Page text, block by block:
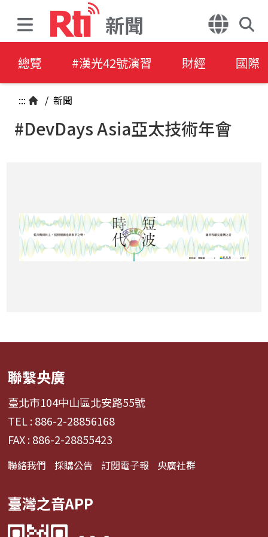
新聞
總覽 #漢光42號演習 財經 國際
::: / 新聞
#DevDays Asia亞太技術年會
聯繫央廣
臺北市104中山區北安路55號
TEL : 886-2-28856168
FAX : 886-2-28855423
聯絡我們 採購公告 訂閱電子報 央廣社群
臺灣之音APP